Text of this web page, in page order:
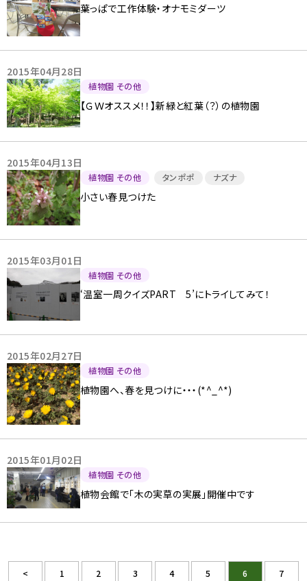
葉っぱで工作体験・オナモミダーツ
2015年04月28日
植物園 その他
【ＧＷオススメ！！】新緑と紅葉（？）の植物園
2015年04月13日
植物園 その他 タンポポ ナズナ
小さい春見つけた
2015年03月01日
植物園 その他
‘温室一周クイズPART 5’にトライしてみて！
2015年02月27日
植物園 その他
植物園へ、春を見つけに・・・(*^_^*)
2015年01月02日
植物園 その他
植物会館で「木の実草の実展」開催中です
< 1 2 3 4 5 6 7